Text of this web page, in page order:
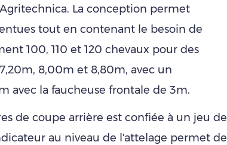
La conception permet
tout en contenant le besoin de
100, 110 et 120 chevaux pour des
8,00m et 8,80m, avec un
avec la faucheuse frontale de 3m.
de coupe arrière est confiée à un jeu de
au niveau de l'attelage permet de